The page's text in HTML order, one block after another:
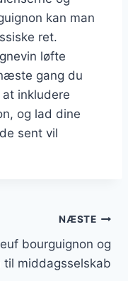
kan man
ret.
løfte
gang du
inkludere
og lad dine
sent vil
NÆSTE
bourguignon og
til middagsselskab